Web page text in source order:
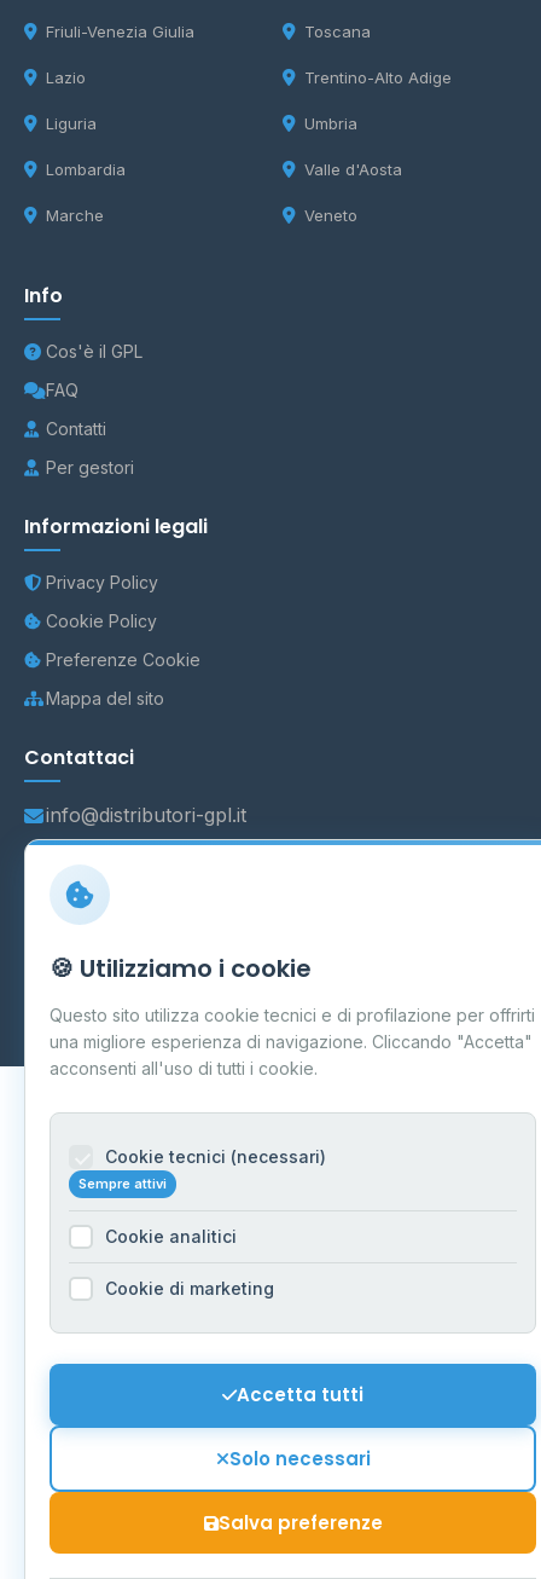
Friuli-Venezia Giulia
Lazio
Liguria
Lombardia
Marche
Toscana
Trentino-Alto Adige
Umbria
Valle d'Aosta
Veneto
Info
Cos'è il GPL
FAQ
Contatti
Per gestori
Informazioni legali
Privacy Policy
Cookie Policy
Preferenze Cookie
Mappa del sito
Contattaci
info@distributori-gpl.it
Carpi P.IVA 03859300364
Dati forniti da Ministero delle Imprese e del Made in Italy
Aggiornamento quotidiano
🍪 Utilizziamo i cookie
Questo sito utilizza cookie tecnici e di profilazione per offrirti
una migliore esperienza di navigazione. Cliccando "Accetta"
acconsenti all'uso di tutti i cookie.
Cookie tecnici (necessari)
Sempre attivi
Cookie analitici
Cookie di marketing
Accetta tutti
Solo necessari
Salva preferenze